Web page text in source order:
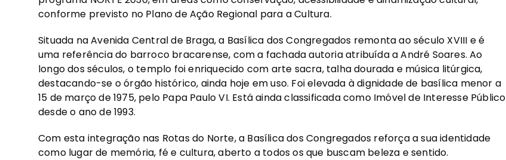
conforme previsto no Plano de Ação Regional para a Cultura.
Situada na Avenida Central de Braga, a Basílica dos Congregados remonta ao século XVIII e é
uma referência do barroco bracarense, com a fachada autoria atribuída a André Soares. Ao
longo dos séculos, o templo foi enriquecido com arte sacra, talha dourada e música litúrgica,
destacando-se o órgão histórico, ainda hoje em uso. Foi elevada à dignidade de basílica menor a
15 de março de 1975, pelo Papa Paulo VI. Está ainda classificada como Imóvel de Interesse Público
desde o ano de 1993.
Com esta integração nas Rotas do Norte, a Basílica dos Congregados reforça a sua identidade
como lugar de memória, fé e cultura, aberto a todos os que buscam beleza e sentido.